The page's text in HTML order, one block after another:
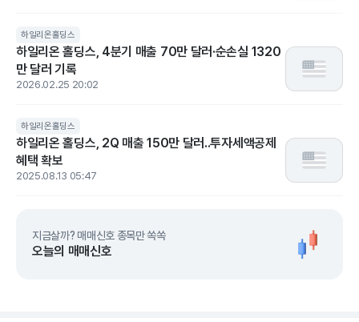
하일리온홀딩스
하일리온 홀딩스, 4분기 매출 70만 달러·순손실 1320
만 달러 기록
2026.02.25 20:02
하일리온홀딩스
하일리온 홀딩스, 2Q 매출 150만 달러..투자세액공제
혜택 확보
2025.08.13 05:47
지금살까? 매매신호 종목만 쏙쏙
오늘의 매매신호